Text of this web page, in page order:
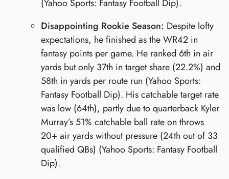
(Yahoo Sports: Fantasy Football Dip).
Disappointing Rookie Season: Despite lofty
expectations, he finished as the WR42 in
fantasy points per game. He ranked 6th in air
yards but only 37th in target share (22.2%) and
58th in yards per route run (Yahoo Sports:
Fantasy Football Dip). His catchable target rate
was low (64th), partly due to quarterback Kyler
Murray’s 51% catchable ball rate on throws
20+ air yards without pressure (24th out of 33
qualified QBs) (Yahoo Sports: Fantasy Football
Dip).